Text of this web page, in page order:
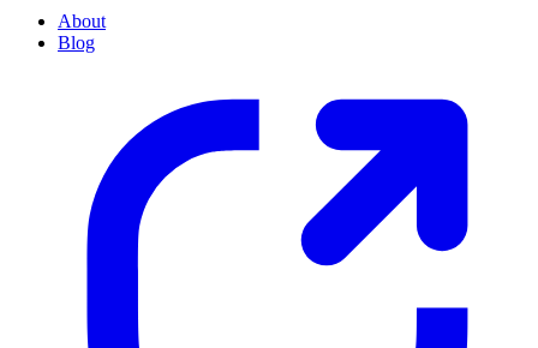
About
Blog